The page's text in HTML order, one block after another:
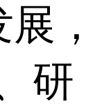
，
研